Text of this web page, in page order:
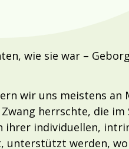
wie sie war –
wir uns meistens
herrschte, die
individuellen,
unterstützt werden,